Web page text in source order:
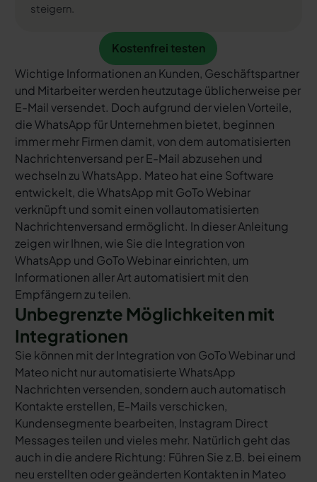
steigern.
Kostenfrei testen
Kostenfrei testen
Wichtige Informationen an Kunden, Geschäftspartner
und Mitarbeiter werden heutzutage üblicherweise per
E-Mail versendet. Doch aufgrund der vielen Vorteile,
die WhatsApp für Unternehmen bietet, beginnen
immer mehr Firmen damit, von dem automatisierten
Nachrichtenversand per E-Mail abzusehen und
wechseln zu WhatsApp. Mateo hat eine Software
entwickelt, die WhatsApp mit GoTo Webinar
verknüpft und somit einen vollautomatisierten
Nachrichtenversand ermöglicht. In dieser Anleitung
zeigen wir Ihnen, wie Sie die Integration von
WhatsApp und GoTo Webinar einrichten, um
Informationen aller Art automatisiert mit den
Empfängern zu teilen.
Unbegrenzte Möglichkeiten mit
Integrationen
Sie können mit der Integration von GoTo Webinar und
Mateo nicht nur automatisierte WhatsApp
Nachrichten versenden, sondern auch automatisch
Kontakte erstellen, E-Mails verschicken,
Kundensegmente bearbeiten, Instagram Direct
Messages teilen und vieles mehr. Natürlich geht das
auch in die andere Richtung: Führen Sie z.B. bei einem
neu erstellten oder geänderten Kontakten in Mateo